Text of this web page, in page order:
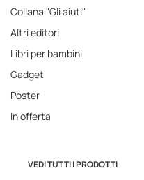
Collana "Gli aiuti"
Altri editori
Libri per bambini
Gadget
Poster
In offerta
VEDI TUTTI I PRODOTTI